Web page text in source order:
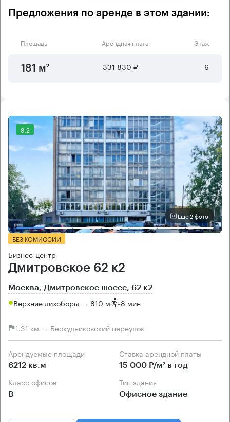
Предложения по аренде в этом здании:
Площадь Арендная плата Этаж
181 м² 331 830 ₽ 6
8.2
Еще 2 фото
БЕЗ КОМИССИИ
Бизнес-центр
Дмитровское 62 к2
Москва, Дмитровское шоссе, 62 к2
Верхние лихоборы → 810 м ~8 мин
1.31 км → Бескудниковский переулок
Арендуемые площади
6212 кв.м
Ставка арендной платы
15 000 Р/м² в год
Класс офисов
B
Тип здания
Офисное здание